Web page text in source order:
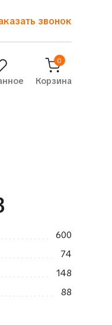
звонок
0
Корзина
600
74
148
88